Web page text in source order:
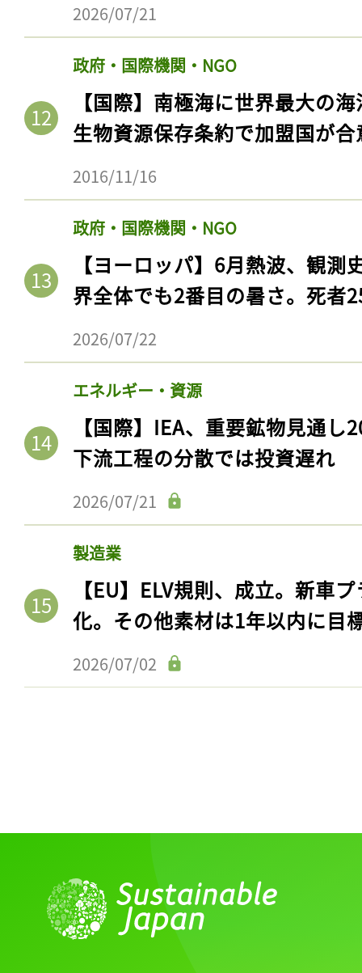
2026/07/21
政府・国際機関・NGO
【国際】南極海に世界最大の
生物資源保存条約で加盟国が合
2016/11/16
政府・国際機関・NGO
【ヨーロッパ】6月熱波、観
界全体でも2番目の暑さ。死者
2026/07/22
エネルギー・資源
【国際】IEA、重要鉱物見通
下流工程の分散では投資遅れ
2026/07/21
製造業
【EU】ELV規則、成立。新車
化。その他素材は1年以内に目
2026/07/02